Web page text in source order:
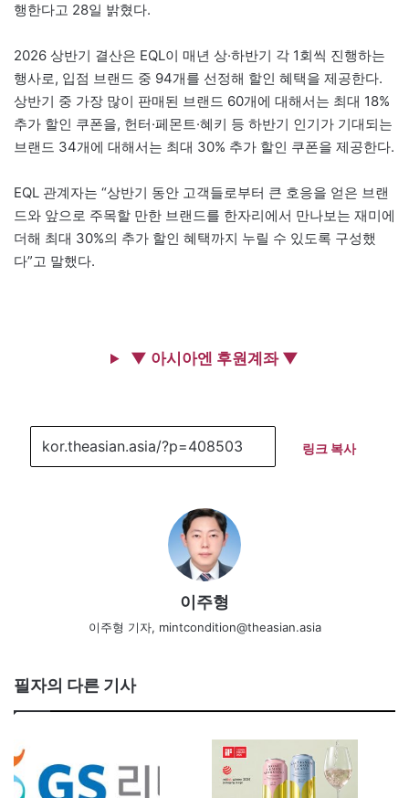
행한다고 28일 밝혔다.
2026 상반기 결산은 EQL이 매년 상·하반기 각 1회씩 진행하는
행사로, 입점 브랜드 중 94개를 선정해 할인 혜택을 제공한다.
상반기 중 가장 많이 판매된 브랜드 60개에 대해서는 최대 18%
추가 할인 쿠폰을, 헌터·페몬트·혜키 등 하반기 인기가 기대되는
브랜드 34개에 대해서는 최대 30% 추가 할인 쿠폰을 제공한다.
EQL 관계자는 “상반기 동안 고객들로부터 큰 호응을 얻은 브랜
드와 앞으로 주목할 만한 브랜드를 한자리에서 만나보는 재미에
더해 최대 30%의 추가 할인 혜택까지 누릴 수 있도록 구성했
다”고 말했다.
▼ 아시아엔 후원계좌 ▼
링크 복사
이주형
이주형 기자, mintcondition@theasian.asia
필자의 다른 기사